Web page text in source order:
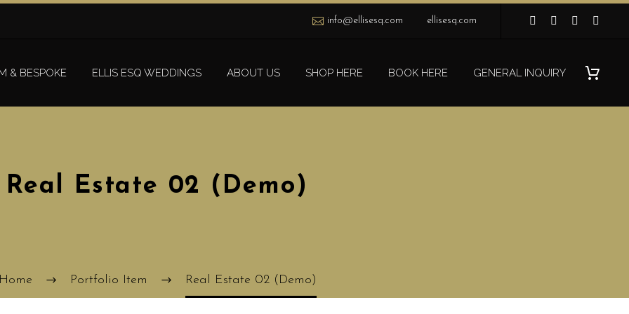
info@ellisesq.com ellisesq.com
& BESPOKE ELLIS ESQ WEDDINGS ABOUT US SHOP HERE BOOK HERE GENERAL INQUIRY
Real Estate 02 (Demo)
Home Portfolio Item Real Estate 02 (Demo)